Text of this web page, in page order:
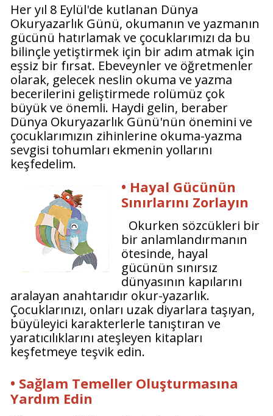
Her yıl 8 Eylül'de kutlanan Dünya
Okuryazarlık Günü, okumanın ve yazmanın
gücünü hatırlamak ve çocuklarımızı da bu
bilinçle yetiştirmek için bir adım atmak için
eşsiz bir fırsat. Ebeveynler ve öğretmenler
olarak, gelecek neslin okuma ve yazma
becerilerini geliştirmede rolümüz çok
büyük ve önemli. Haydi gelin, beraber
Dünya Okuryazarlık Günü'nün önemini ve
çocuklarımızın zihinlerine okuma-yazma
sevgisi tohumları ekmenin yollarını
keşfedelim.
• Hayal Gücünün
Sınırlarını Zorlayın
Okurken sözcükleri bir
bir anlamlandırmanın
ötesinde, hayal
gücünün sınırsız
dünyasının kapılarını
aralayan anahtarıdır okur-yazarlık.
Çocuklarınızı, onları uzak diyarlara taşıyan,
büyüleyici karakterlerle tanıştıran ve
yaratıcılıklarını ateşleyen kitapları
keşfetmeye teşvik edin.
• Sağlam Temeller Oluşturmasına
Yardım Edin